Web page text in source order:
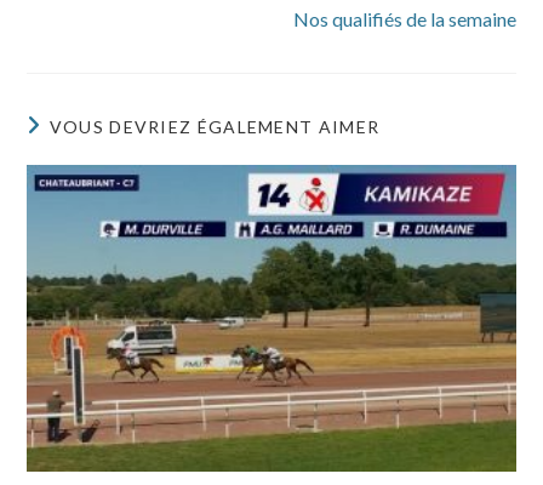
Nos qualifiés de la semaine
VOUS DEVRIEZ ÉGALEMENT AIMER